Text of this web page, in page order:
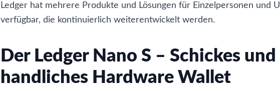
Ledger hat mehrere Produkte und Lösungen für Einzelpersonen und
verfügbar, die kontinuierlich weiterentwickelt werden.
Der Ledger Nano S – Schickes und
handliches Hardware Wallet